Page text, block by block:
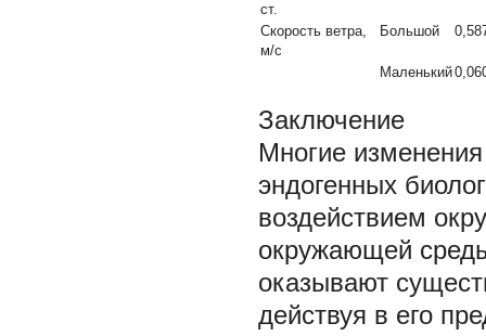
ст.
Скорость ветра,
м/с
Большой
Маленький
Заключение
Многие
эндогенных
воздействием
окружающей
оказывают
действуя в его